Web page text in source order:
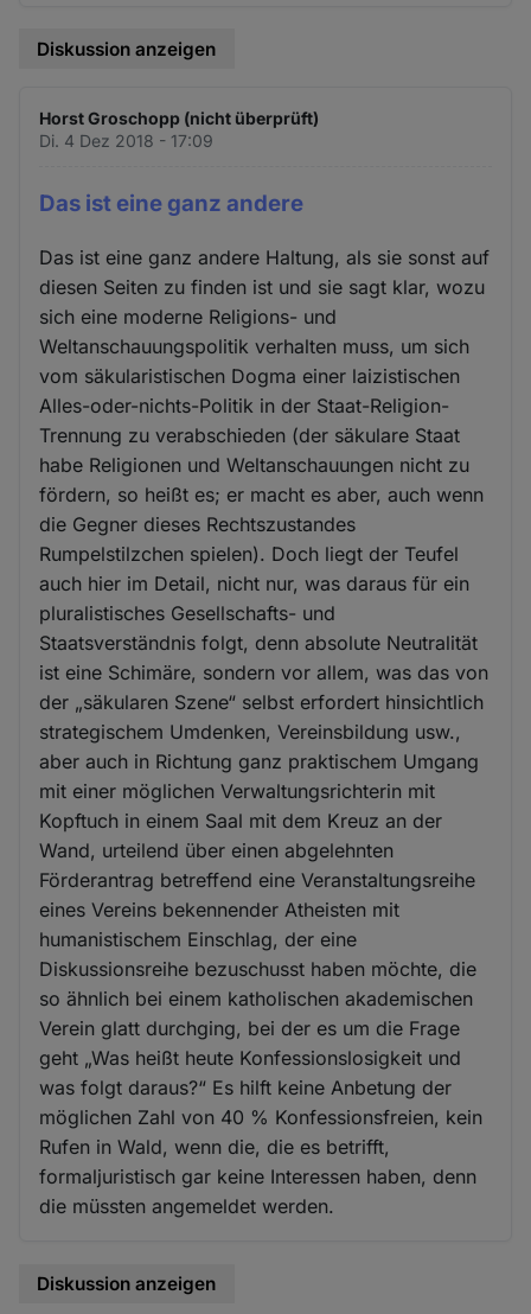
Diskussion anzeigen
Horst Groschopp (nicht überprüft)
Di. 4 Dez 2018 - 17:09
Das ist eine ganz andere
Das ist eine ganz andere Haltung, als sie sonst auf
diesen Seiten zu finden ist und sie sagt klar, wozu
sich eine moderne Religions- und
Weltanschauungspolitik verhalten muss, um sich
vom säkularistischen Dogma einer laizistischen
Alles-oder-nichts-Politik in der Staat-Religion-
Trennung zu verabschieden (der säkulare Staat
habe Religionen und Weltanschauungen nicht zu
fördern, so heißt es; er macht es aber, auch wenn
die Gegner dieses Rechtszustandes
Rumpelstilzchen spielen). Doch liegt der Teufel
auch hier im Detail, nicht nur, was daraus für ein
pluralistisches Gesellschafts- und
Staatsverständnis folgt, denn absolute Neutralität
ist eine Schimäre, sondern vor allem, was das von
der „säkularen Szene“ selbst erfordert hinsichtlich
strategischem Umdenken, Vereinsbildung usw.,
aber auch in Richtung ganz praktischem Umgang
mit einer möglichen Verwaltungsrichterin mit
Kopftuch in einem Saal mit dem Kreuz an der
Wand, urteilend über einen abgelehnten
Förderantrag betreffend eine Veranstaltungsreihe
eines Vereins bekennender Atheisten mit
humanistischem Einschlag, der eine
Diskussionsreihe bezuschusst haben möchte, die
so ähnlich bei einem katholischen akademischen
Verein glatt durchging, bei der es um die Frage
geht „Was heißt heute Konfessionslosigkeit und
was folgt daraus?“ Es hilft keine Anbetung der
möglichen Zahl von 40 % Konfessionsfreien, kein
Rufen in Wald, wenn die, die es betrifft,
formaljuristisch gar keine Interessen haben, denn
die müssten angemeldet werden.
Diskussion anzeigen